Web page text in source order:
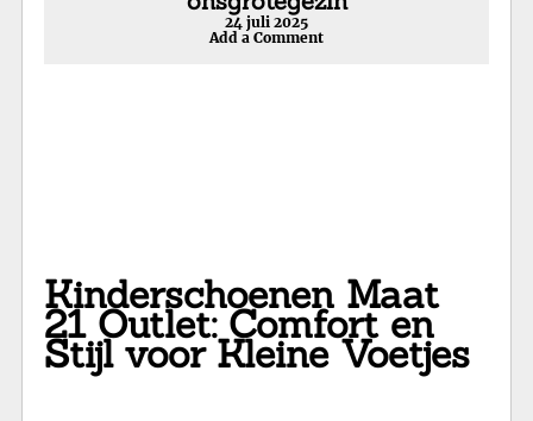
24 juli 2025
Add a Comment
Kinderschoenen Maat
21 Outlet: Comfort en
Stijl voor Kleine Voetjes